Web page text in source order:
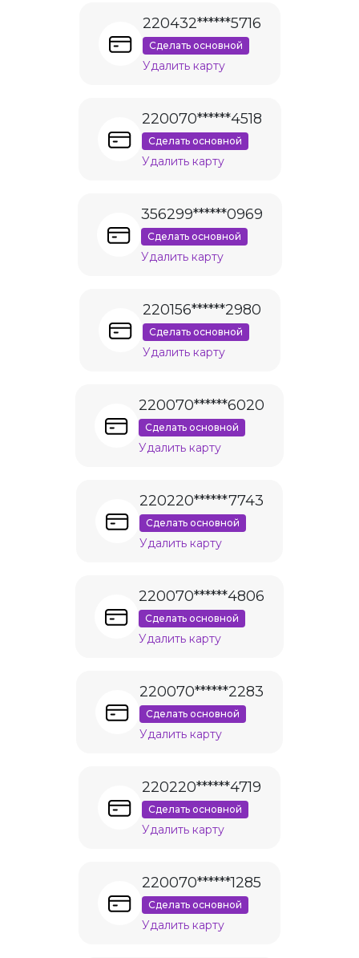
220432******5716
Сделать основной
Удалить карту
220070******4518
Сделать основной
Удалить карту
356299******0969
Сделать основной
Удалить карту
220156******2980
Сделать основной
Удалить карту
220070******6020
Сделать основной
Удалить карту
220220******7743
Сделать основной
Удалить карту
220070******4806
Сделать основной
Удалить карту
220070******2283
Сделать основной
Удалить карту
220220******4719
Сделать основной
Удалить карту
220070******1285
Сделать основной
Удалить карту